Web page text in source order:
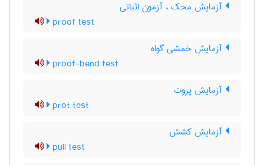
آزمایش محک ، آزمون اثباتی
proof test
آزمایش خمشی گواه
proof-bend test
آزمایش پروت
prot test
آزمایش کشش
pull test